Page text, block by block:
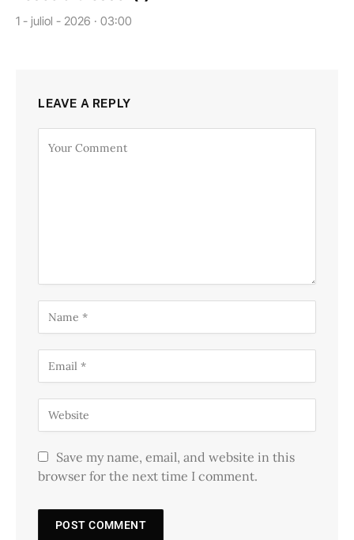
1 - juliol - 2026 · 03:00
LEAVE A REPLY
Save my name, email, and website in this
browser for the next time I comment.